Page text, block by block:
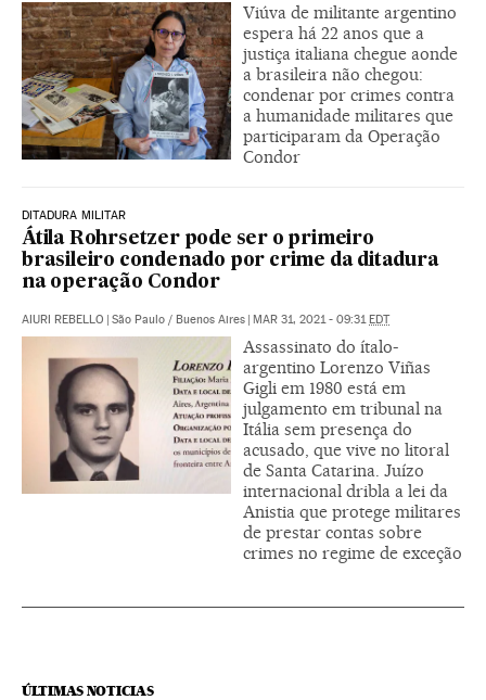
Viúva de militante argentino
espera há 22 anos que a
justiça italiana chegue aonde
a brasileira não chegou:
condenar por crimes contra
a humanidade militares que
participaram da Operação
Condor
DITADURA MILITAR
Átila Rohrsetzer pode ser o primeiro
brasileiro condenado por crime da ditadura
na operação Condor
AIURI REBELLO | São Paulo / Buenos Aires | MAR 31, 2021 - 09:31EDT
Assassinato do ítalo-
argentino Lorenzo Viñas
Gigli em 1980 está em
julgamento em tribunal na
Itália sem presença do
acusado, que vive no litoral
de Santa Catarina. Juízo
internacional dribla a lei da
Anistia que protege militares
de prestar contas sobre
crimes no regime de exceção
ÚLTIMAS NOTICIAS